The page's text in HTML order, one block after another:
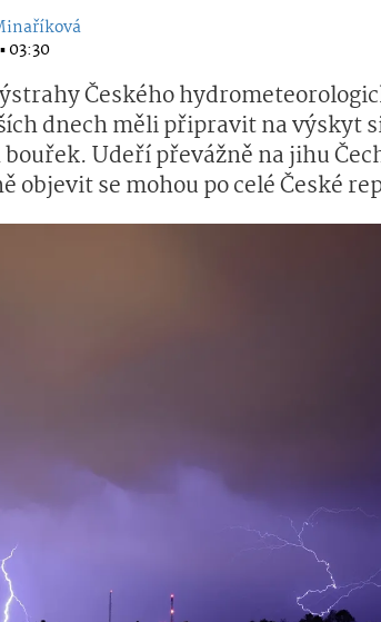
03:30
Českého
dnech měli připravit na výskyt
Udeří převážně na jihu
objevit se mohou po celé České